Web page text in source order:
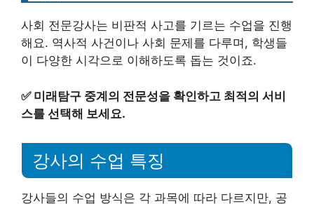
사회 전문강사는 비판적 사고를 기르는 수업을 진행
해요. 역사적 사건이나 사회 문제를 다루며, 학생들
이 다양한 시각으로 이해하도록 돕는 것이죠.
✅ 미래탐구 중계의 전문성을 확인하고 최적의 서비
스를 선택해 보세요.
강사의 수업 특징
강사들의 수업 방식은 각 과목에 따라 다르지만, 공